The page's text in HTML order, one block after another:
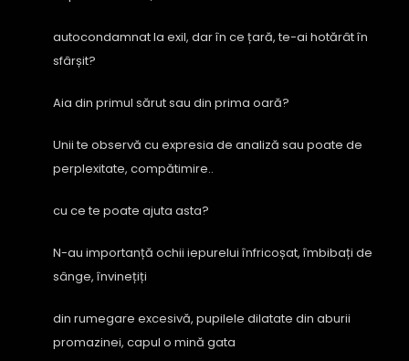
autocondamnat la exil, dar în ce țară, te-ai hotărât în
sfârșit?
Aia din primul sărut sau din prima oară?
Unii te observă cu expresia de analiză sau poate de
perplexitate, compătimire..
cu ce te poate ajuta asta?
N-au importanță ochii iepurelui înfricoșat, îmbibați de
sânge, învinețiți
din rumegare excesivă, pupilele dilatate din aburii
promazinei, capul o mină gata